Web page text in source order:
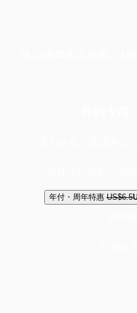
年付・周年特惠 US$6.5